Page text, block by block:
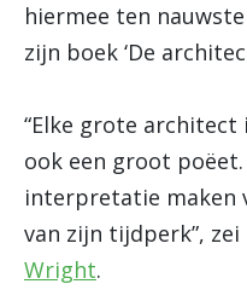
hiermee ten
zijn boek ‘De
“Elke grote architect
ook een groot
interpretatie maken
van zijn tijdperk”,
Wright.